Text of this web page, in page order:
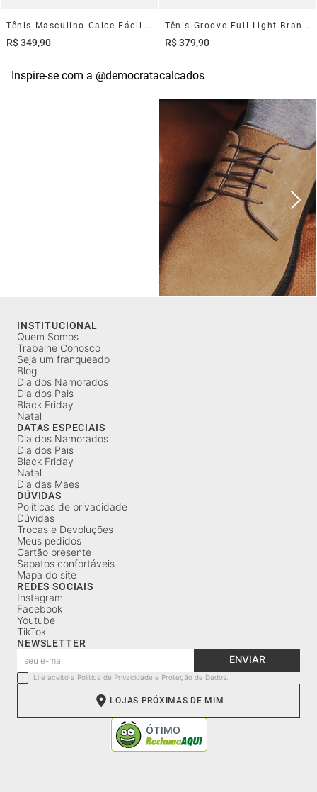
Tênis Masculino Calce Fácil Pace Marrom
R$349,90
Tênis Groove Full Light Branco
R$379,90
Inspire-se com a @democratacalcados
INSTITUCIONAL
Quem Somos
Trabalhe Conosco
Seja um franqueado
Blog
Dia dos Namorados
Dia dos Pais
Black Friday
Natal
DATAS ESPECIAIS
Dia dos Namorados
Dia dos Pais
Black Friday
Natal
Dia das Mães
DÚVIDAS
Políticas de privacidade
Dúvidas
Trocas e Devoluções
Meus pedidos
Cartão presente
Sapatos confortáveis
Mapa do site
REDES SOCIAIS
Instagram
Facebook
Youtube
TikTok
NEWSLETTER
ENVIAR
Li e aceito a Política de Privacidade e Proteção de Dados.
LOJAS PRÓXIMAS DE MIM